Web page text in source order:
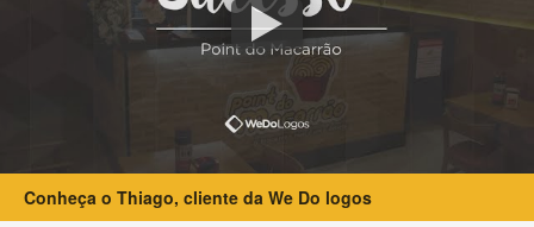
Conheça o Thiago, cliente da We Do logos